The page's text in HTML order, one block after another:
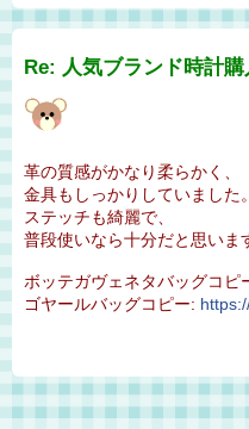
Re: 人気ブランド時計購
革の質感がかなり柔らかく、
金具もしっかりしていました。
ステッチも綺麗で、
普段使いなら十分だと思いま
ボッテガヴェネタバッグコピ
ゴヤールバッグコピー: